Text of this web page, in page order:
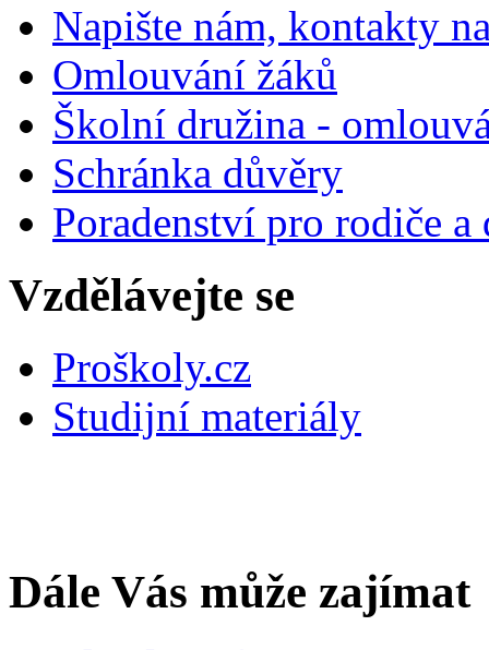
Napište nám, kontakty
Omlouvání žáků
Školní družina -
Schránka důvěry
Poradenství pro rodiče
Vzdělávejte se
Proškoly.cz
Studijní materiály
Dále Vás může zajímat